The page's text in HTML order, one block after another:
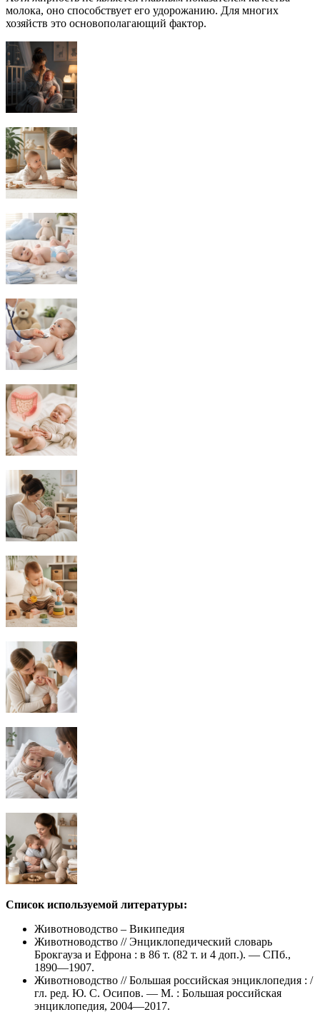
молока, оно способствует его удорожанию. Для многих
хозяйств это основополагающий фактор.
Список используемой литературы:
Животноводство – Википедия
Животноводство // Энциклопедический словарь
Брокгауза и Ефрона : в 86 т. (82 т. и 4 доп.). — СПб.,
1890—1907.
Животноводство // Большая российская энциклопедия : /
гл. ред. Ю. С. Осипов. — М. : Большая российская
энциклопедия, 2004—2017.